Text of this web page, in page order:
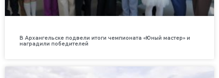
В Архангельске подвели итоги чемпионата «Юный мастер» и
наградили победителей